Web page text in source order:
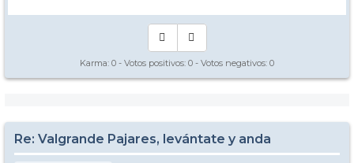
Karma: 0 - Votos positivos: 0 - Votos negativos: 0
Re: Valgrande Pajares, levántate y anda